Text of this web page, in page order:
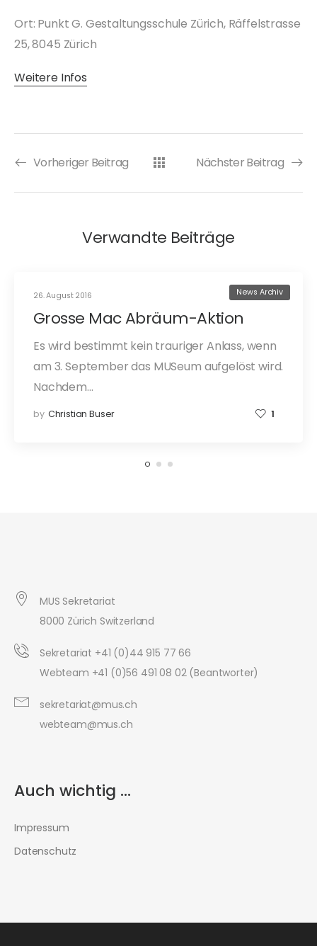
Ort: Punkt G. Gestaltungsschule Zürich, Räffelstrasse
25, 8045 Zürich
Weitere Infos
Vorheriger Beitrag Nächster Beitrag
Verwandte Beiträge
26. August 2016 News Archiv
Grosse Mac Abräum-Aktion
Es wird bestimmt kein trauriger Anlass, wenn
am 3. September das MUSeum aufgelöst wird.
Nachdem…
by Christian Buser 1
MUS Sekretariat
8000 Zürich Switzerland
Sekretariat +41 (0)44 915 77 66
Webteam +41 (0)56 491 08 02 (Beantworter)
sekretariat@mus.ch
webteam@mus.ch
Auch wichtig ...
Impressum
Datenschutz